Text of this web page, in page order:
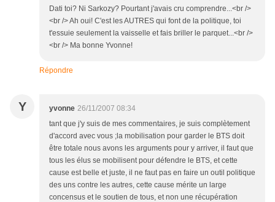
Dati toi? Ni Sarkozy? Pourtant j'avais cru comprendre...<br />
<br /> Ah oui! C'est les AUTRES qui font de la politique, toi
t'essuie seulement la vaisselle et fais briller le parquet...<br />
<br /> Ma bonne Yvonne!
Répondre
Y yvonne 26/11/2007 08:34
tant que j'y suis de mes commentaires, je suis complètement
d'accord avec vous ;la mobilisation pour garder le BTS doit
être totale nous avons les arguments pour y arriver, il faut que
tous les élus se mobilisent pour défendre le BTS, et cette
cause est belle et juste, il ne faut pas en faire un outil politique
des uns contre les autres, cette cause mérite un large
concensus et le soutien de tous, et non une récupération